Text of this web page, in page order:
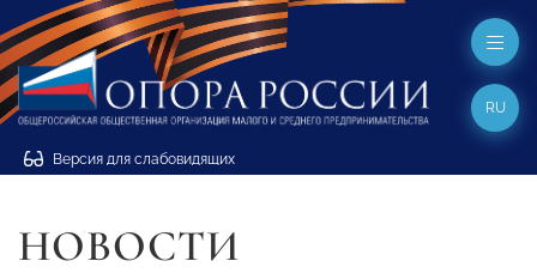
Версия для слабовидящих
RU
НОВОСТИ